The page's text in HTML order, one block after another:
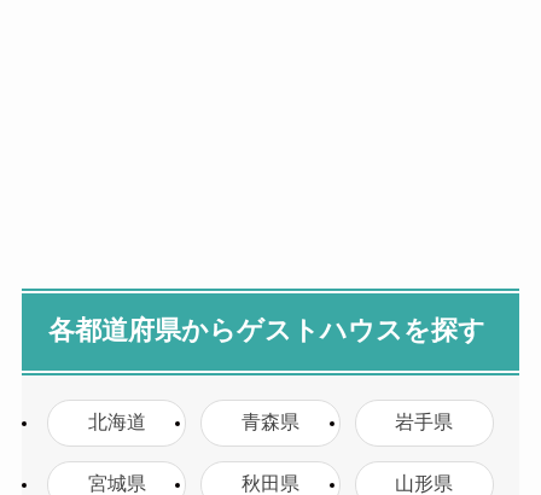
各都道府県からゲストハウスを探す
北海道 青森県 岩手県
宮城県 秋田県 山形県